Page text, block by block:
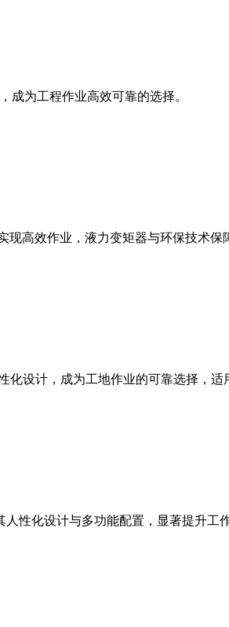
成为工程作业高效可靠的选择。
高效作业，液力变矩器与环保技术
设计，成为工地作业的可靠选择，适
性化设计与多功能配置，显著提升工